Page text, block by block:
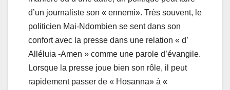
d’un journaliste son « ennemi». Très souvent, le
politicien Mai-Ndombien se sent dans son
confort avec la presse dans une relation « d’
Alléluia -Amen » comme une parole d’évangile.
Lorsque la presse joue bien son rôle, il peut
rapidement passer de « Hosanna» à «